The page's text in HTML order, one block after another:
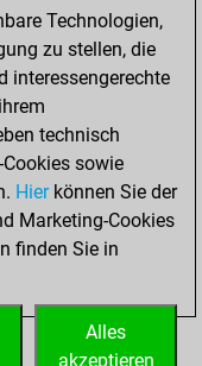
Technologien,
zu stellen, die
interessengerechte
technisch
sowie
Hierkönnen Sie der
Marketing-Cookies
finden Sie in
Alles
akzeptieren